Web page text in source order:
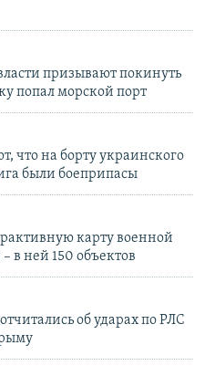
призывают покинуть
попал морской порт
что на борту украинского
были боеприпасы
карту военной
в ней 150 объектов
об ударах по РЛС